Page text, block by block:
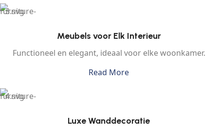
Meubels voor Elk Interieur
Functioneel en elegant, ideaal voor elke woonkamer.
Read More
Luxe Wanddecoratie